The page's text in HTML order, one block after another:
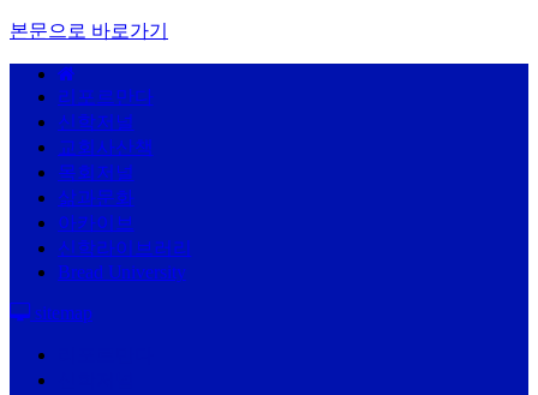
본문으로 바로가기
리포르만다
신학저널
교회사산책
목회저널
삶과문화
아카이브
신학라이브러리
Bread University
sitemap